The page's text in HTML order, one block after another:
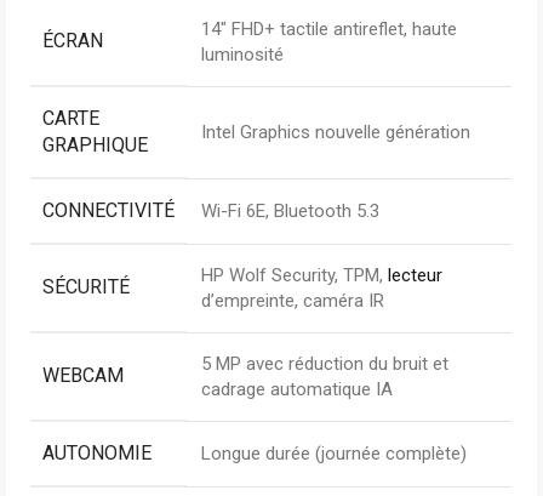
ÉCRAN
14″ FHD+ tactile antireflet, haute
luminosité
CARTE
GRAPHIQUE
Intel Graphics nouvelle génération
CONNECTIVITÉ Wi-Fi 6E, Bluetooth 5.3
SÉCURITÉ HP Wolf Security, TPM, lecteur
d’empreinte, caméra IR
WEBCAM
5 MP avec réduction du bruit et
cadrage automatique IA
AUTONOMIE Longue durée (journée complète)